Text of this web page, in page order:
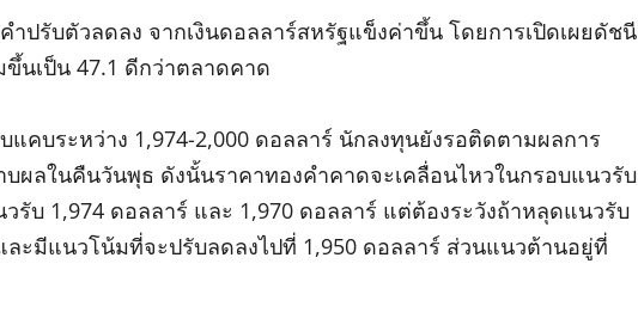
ปรับตัวลดลง จากเงินดอลลาร์สหรัฐแข็งค่าขึ้น โดยการเปิดเผยดัชนี
ขึ้นเป็น 47.1 ดีกว่าตลาดคาด
แคบระหว่าง 1,974-2,000 ดอลลาร์ นักลงทุนยังรอติดตามผลการ
ผลในคืนวันพุธ ดังนั้นราคาทองคำคาดจะเคลื่อนไหวในกรอบแนวรับ
รับ 1,974 ดอลลาร์ และ 1,970 ดอลลาร์ แต่ต้องระวังถ้าหลุดแนวรับ
ละมีแนวโน้มที่จะปรับลดลงไปที่ 1,950 ดอลลาร์ ส่วนแนวต้านอยู่ที่